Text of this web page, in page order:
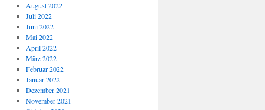
August 2022
Juli 2022
Juni 2022
Mai 2022
April 2022
März 2022
Februar 2022
Januar 2022
Dezember 2021
November 2021